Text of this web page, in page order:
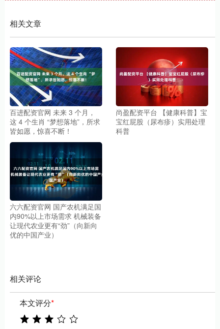
相关文章
百进配资官网 未来 3 个月，
这 4 个生肖 “梦想落地”，所求
皆如愿，惊喜不断！
尚盈配资平台 【健康科普】宝
宝红屁股（尿布疹）实用处理
科普
六六配资官网 国产农机满足国
内90%以上市场需求 机械装备
让现代农业更有“劲”（向新向
优的中国产业）
相关评论
本文评分*